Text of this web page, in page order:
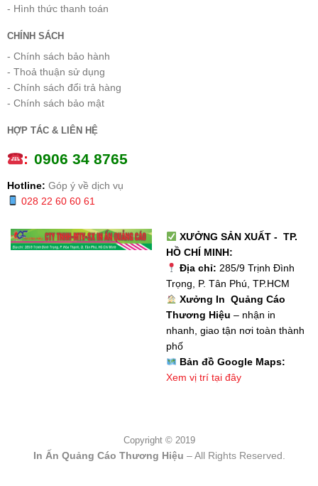
- Hình thức thanh toán
CHÍNH SÁCH
- Chính sách bảo hành
- Thoả thuận sử dụng
- Chính sách đổi trả hàng
- Chính sách bảo mật
HỢP TÁC & LIÊN HỆ
: 0906 34 8765
Hotline: Góp ý về dịch vụ
028 22 60 60 61
XƯỞNG SẢN XUẤT - TP.
HỒ CHÍ MINH:
Địa chỉ: 285/9 Trịnh Đình
Trọng, P. Tân Phú, TP.HCM
Xưởng In Quảng Cáo
Thương Hiệu – nhận in
nhanh, giao tận nơi toàn thành
phố
Bản đồ Google Maps:
Xem vị trí tại đây
Copyright © 2019
In Ấn Quảng Cáo Thương Hiệu – All Rights Reserved.